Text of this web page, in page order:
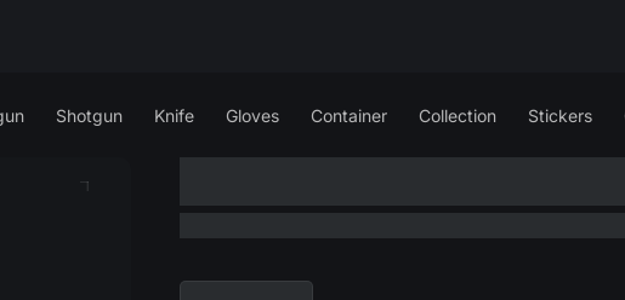
Shotgun Knife Gloves Container Collection Stickers